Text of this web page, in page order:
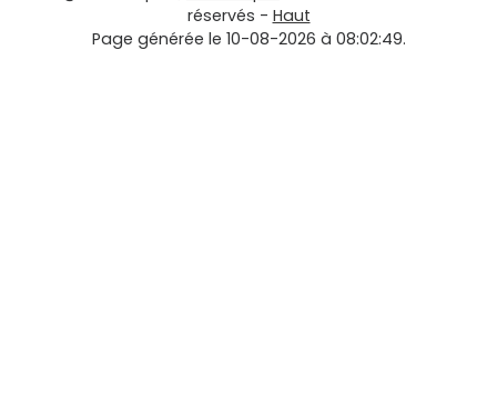
réservés - Haut
Page générée le 10-08-2026 à 08:02:49.